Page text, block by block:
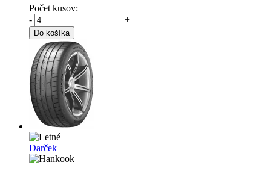
Počet kusov:
-
+
Do košíka
Darček